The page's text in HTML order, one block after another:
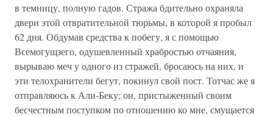
в темницу, полную гадов. Стража бдительно охраняла
двери этой отвратительной тюрьмы, в которой я пробыл
62 дня. Обдумав средства к побегу, я с помощью
Всемогущзего, одушевленный храбростью отчаяния,
вырываю меч у одного из стражей, бросаюсь на них, и
эти телохранители бегут, покинул свой пост. Тотчас же я
отправляюсь к Али-Беку; он, пристыженный своим
бесчестным поступком по отношению ко мне, смущается